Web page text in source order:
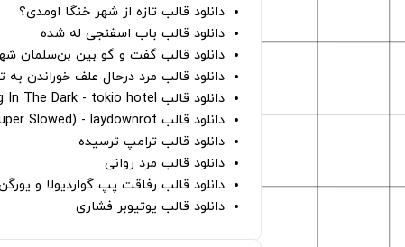
دانلود قالب تازه از شهر خنگا اومدی؟
دانلود قالب باب اسفنجی له شده
دانلود قالب گفت و گو بین بن‌سلمان
دانلود قالب مرد درحال علف خوراندن
دانلود قالب Dancing In The Dark - tokio hotel
دانلود قالب hunter eyes (super Slowed) - laydownrot
دانلود قالب ترامپ ترسیده
دانلود قالب مرد روانی
دانلود قالب رفاقت پپ گواردیولا و
دانلود قالب یوتیوبر فشاری